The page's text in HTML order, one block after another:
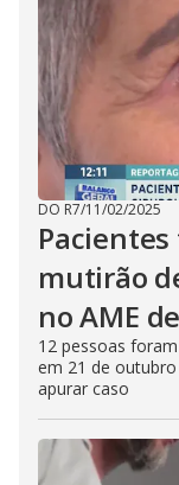
DO R7/11/02/2025
mutirão
no AME
12 pessoas
em 21 de
apurar caso